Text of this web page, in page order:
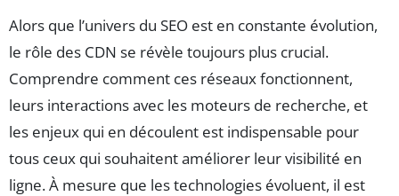
Alors que l’univers du SEO est en constante évolution,
le rôle des CDN se révèle toujours plus crucial.
Comprendre comment ces réseaux fonctionnent,
leurs interactions avec les moteurs de recherche, et
les enjeux qui en découlent est indispensable pour
tous ceux qui souhaitent améliorer leur visibilité en
ligne. À mesure que les technologies évoluent, il est